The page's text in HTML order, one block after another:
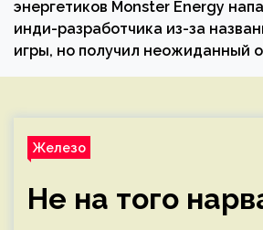
энергетиков Monster Energy
инди-разработчика из-за
игры, но получил неожиданный
Железо
Не на того